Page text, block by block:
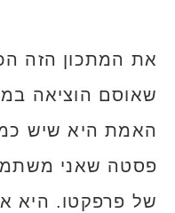
את המתכון הזה
שאוסם הוציאה
האמת היא שיש
פסטה שאני
של פרפקטו. היא